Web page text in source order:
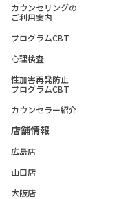
カウンセリングの
ご利用案内
プログラムCBT
心理検査
性加害再発防止
プログラムCBT
カウンセラー紹介
店舗情報
広島店
山口店
大阪店